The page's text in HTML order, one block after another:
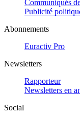
Communiqués
Publicité
Abonnements
Euractiv Pro
Newsletters
Rapporteur
Newsletters en
Social